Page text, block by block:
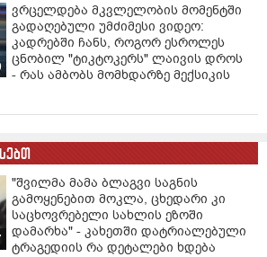
ვრცელდება მკვლელობის მომენტში
გადაღებული უმძიმესი ვიდეო:
კადრებში ჩანს, როგორ ესროლეს
ცნობილ "ტიკტოკერს" ლაივის დროს
- რას ამბობს მომხდარზე მექსიკის
"შვილმა მამა ბლაგვი საგნის
გამოყენებით მოკლა, ცხედარი კი
საცხოვრებელი სახლის ეზოში
დამარხა" - კახეთში დატრიალებული
ტრაგედიის რა დეტალები ხდება